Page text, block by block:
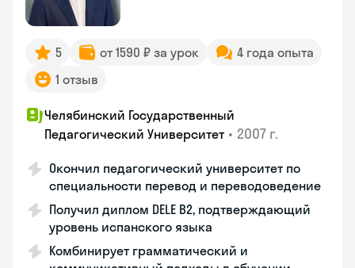
5 от 1590 ₽ за урок
4 года опыта
1 отзыв
Челябинский Государственный
Педагогический Университет • 2007 г.
Окончил педагогический университет по
специальности перевод и переводоведение
Получил диплом DELE B2, подтверждающий
уровень испанского языка
Комбинирует грамматический и